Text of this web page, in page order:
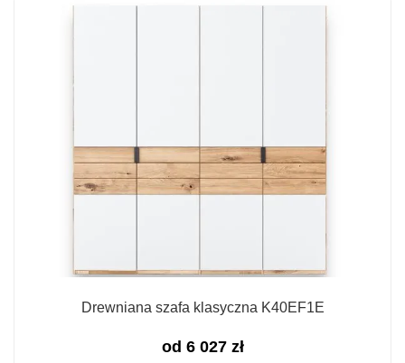
Drewniana szafa klasyczna K40EF1E
od 6 027 zł